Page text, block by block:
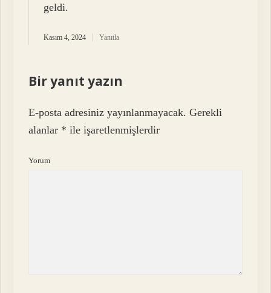
geldi.
Kasım 4, 2024 Yanıtla
Bir yanıt yazın
E-posta adresiniz yayınlanmayacak. Gerekli
alanlar * ile işaretlenmişlerdir
Yorum